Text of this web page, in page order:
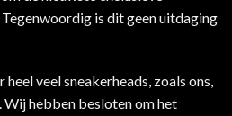
is dit geen uitdaging
veel sneakerheads, zoals ons,
hebben besloten om het